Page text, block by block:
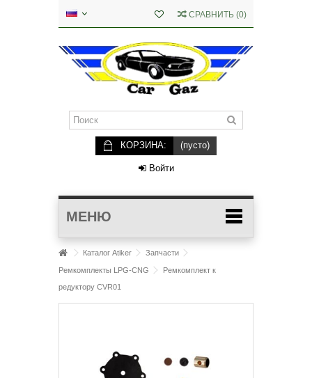
СРАВНИТЬ (0)
КОРЗИНА: (пусто)
Войти
МЕНЮ
Каталог Atiker Запчасти
Ремкомплекты LPG-CNG
Ремкомплект к
редуктору CVR01